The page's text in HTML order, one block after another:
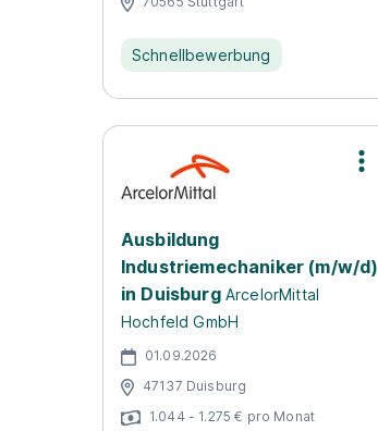
Schnellbewerbung
Ausbildung
Industriemechaniker (m/w/d)
in Duisburg ArcelorMittal
Hochfeld GmbH
01.09.2026
47137 Duisburg
1.044 - 1.275 € pro Monat